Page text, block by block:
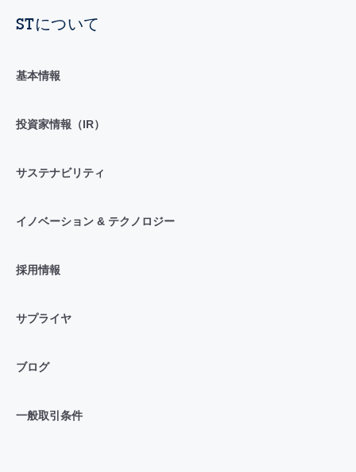
STについて
基本情報
投資家情報（IR）
サステナビリティ
イノベーション & テクノロジー
採用情報
サプライヤ
ブログ
一般取引条件